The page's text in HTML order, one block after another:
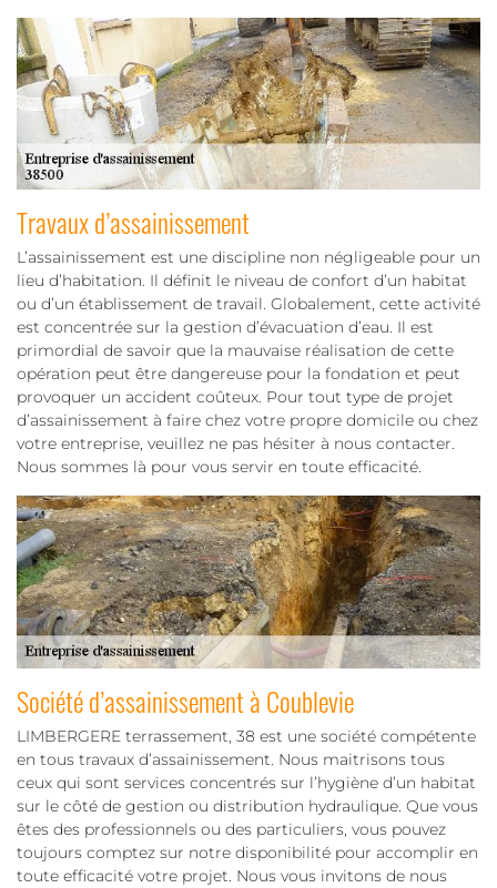
Travaux d’assainissement
L’assainissement est une discipline non négligeable pour un
lieu d’habitation. Il définit le niveau de confort d’un habitat
ou d’un établissement de travail. Globalement, cette activité
est concentrée sur la gestion d’évacuation d’eau. Il est
primordial de savoir que la mauvaise réalisation de cette
opération peut être dangereuse pour la fondation et peut
provoquer un accident coûteux. Pour tout type de projet
d’assainissement à faire chez votre propre domicile ou chez
votre entreprise, veuillez ne pas hésiter à nous contacter.
Nous sommes là pour vous servir en toute efficacité.
Société d’assainissement à Coublevie
LIMBERGERE terrassement, 38 est une société compétente
en tous travaux d’assainissement. Nous maitrisons tous
ceux qui sont services concentrés sur l’hygiène d’un habitat
sur le côté de gestion ou distribution hydraulique. Que vous
êtes des professionnels ou des particuliers, vous pouvez
toujours comptez sur notre disponibilité pour accomplir en
toute efficacité votre projet. Nous vous invitons de nous